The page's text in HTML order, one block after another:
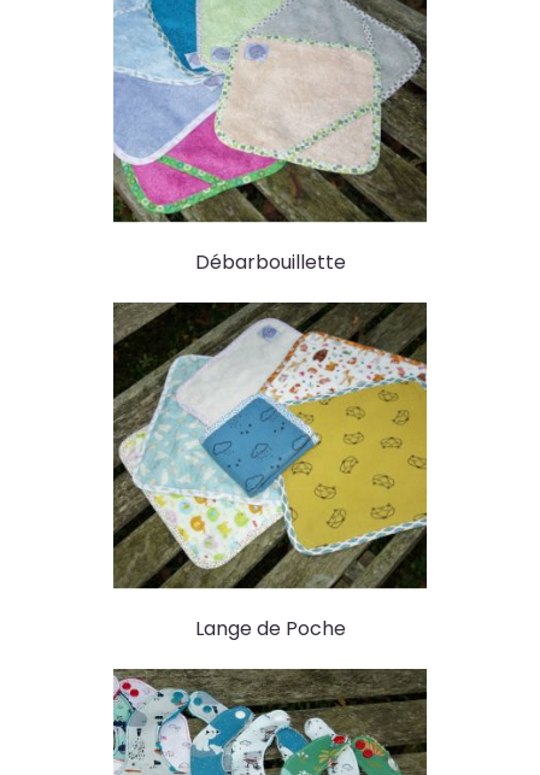
Débarbouillette
Lange de Poche